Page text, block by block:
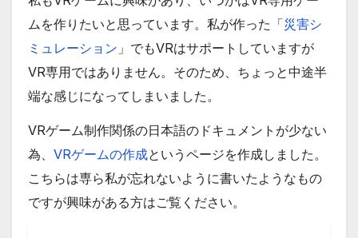
ムを作りたいと思っています。私が作った「災害シ
ミュレーション 」でもVRはサポートしていますが
VR専用ではありません。そのため、ちょっと中途半
端な感じになってしまいました。
VRゲーム制作関係の日本語のドキュメントが少ない
為、 VRゲームの作成というページを作成しました。
こちらは専ら私が忘れないように書いたようなもの
ですが興味がある方はご覧ください。